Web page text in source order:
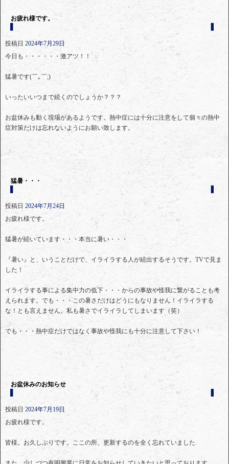
お疲れ様です。
投稿日 2024年7月29日
今日も・・・・・・激アツ！！
猛暑です(￣｡￣;)
いったいいつまで続くのでしょうか？？？
お盆休みも動く現場があるようです。熱中症には十分に注意をして個々の熱中
症対策だけは忘れないようにお願い致します。
猛暑・・・
投稿日 2024年7月24日
お疲れ様です。
猛暑が続いています・・・本当に暑い・・・
『暑い』と、いうことだけで、イライラする人が続出するそうです。TVで見ま
した！
イライラする事による集中力の低下・・・からの事故や怪我に繋がることも考
えられます。でも・・・この暑さだけはどうにもなりません！イライラする
な！とも言えません。私も暑さでイライラしてしまいます（笑）
でも・・・熱中症だけではなく事故や怪我にも十分に注意して下さい！
お盆休みのお知らせ
投稿日 2024年7月19日
お疲れ様です。
皆様。お久しぶりです。ここの所、更新するのを全く忘れていました.